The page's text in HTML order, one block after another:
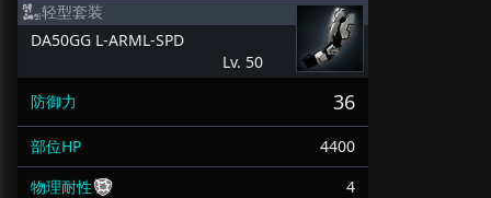
轻型套装
DA50GG L-ARML-SPD
Lv. 50
防御力
36
部位HP
4400
物理耐性
4